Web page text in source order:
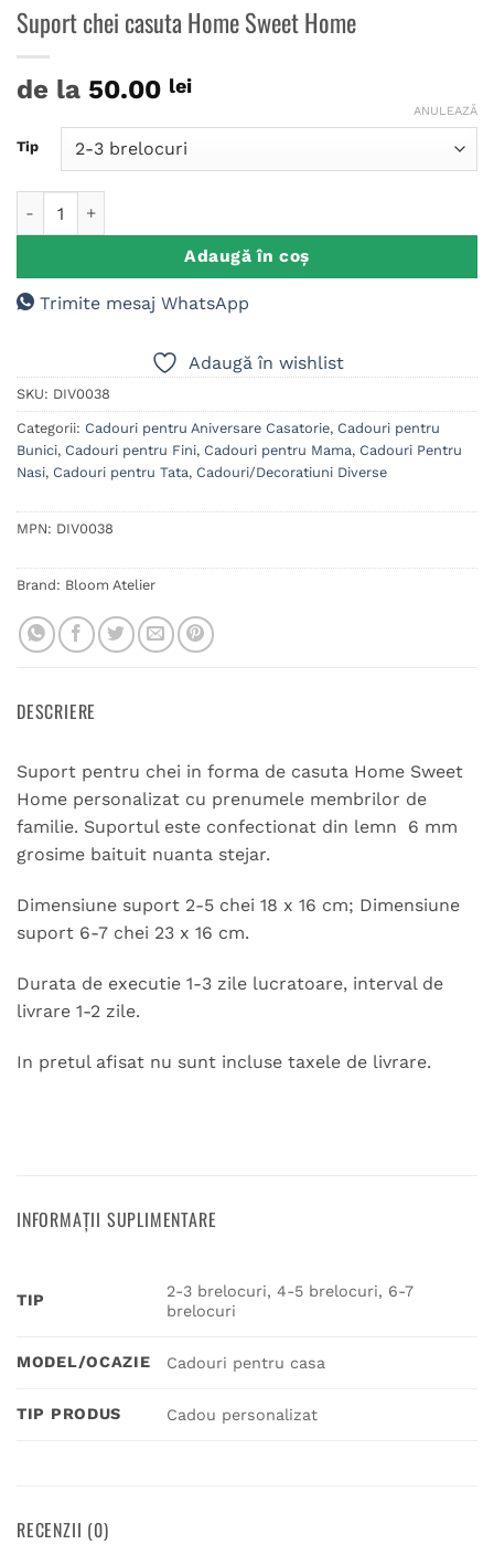
Suport chei casuta Home Sweet Home
de la 50.00 lei
Tip
ANULEAZĂ
Adaugă în coș
Trimite mesaj WhatsApp
Adaugă în wishlist
SKU: DIV0038
Categorii: Cadouri pentru Aniversare Casatorie, Cadouri pentru
Bunici, Cadouri pentru Fini, Cadouri pentru Mama, Cadouri Pentru
Nasi, Cadouri pentru Tata, Cadouri/Decoratiuni Diverse
MPN: DIV0038
Brand: Bloom Atelier
DESCRIERE
Suport pentru chei in forma de casuta Home Sweet
Home personalizat cu prenumele membrilor de
familie. Suportul este confectionat din lemn 6 mm
grosime baituit nuanta stejar.
Dimensiune suport 2-5 chei 18 x 16 cm; Dimensiune
suport 6-7 chei 23 x 16 cm.
Durata de executie 1-3 zile lucratoare, interval de
livrare 1-2 zile.
In pretul afisat nu sunt incluse taxele de livrare.
INFORMAȚII SUPLIMENTARE
TIP
2-3 brelocuri, 4-5 brelocuri, 6-7
brelocuri
MODEL/OCAZIE Cadouri pentru casa
TIP PRODUS Cadou personalizat
RECENZII (0)